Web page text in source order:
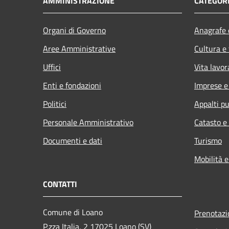
Organi di Governo
Aree Amministrative
Uffici
Enti e fondazioni
Politici
Personale Amministrativo
Documenti e dati
Cultura
Vita
Imprese
Appalti
Catasto
Turismo
Mobilità
CONTATTI
Comune di Loano
P.zza Italia, 2 17025 Loano (SV)